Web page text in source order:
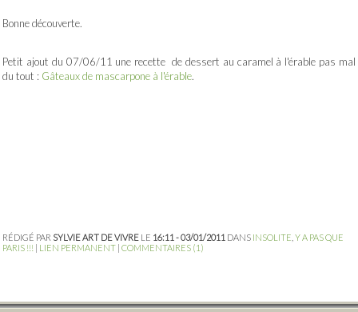
Bonne découverte.
Petit ajout du 07/06/11 une recette de dessert au caramel à l'érable pas mal
du tout : Gâteaux de mascarpone à l'érable.
RÉDIGÉ PAR SYLVIE ART DE VIVRE LE 16:11 - 03/01/2011 DANS INSOLITE Y A PAS QUE
PARIS !!! | LIEN PERMANENT | COMMENTAIRES (1)